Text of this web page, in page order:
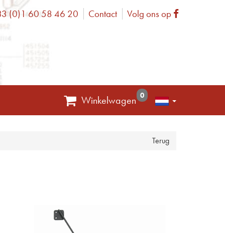
(0)1 60 58 46 20 Contact Volg ons op Facebook
Winkelwagen 0
Terug